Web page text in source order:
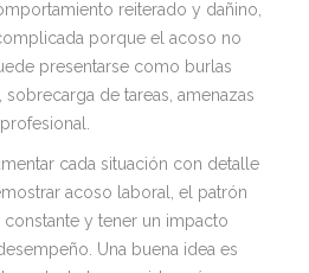
reiterado y dañino,
porque el acoso no
presentarse como burlas
sobrecarga de tareas, amenazas
cada situación con detalle
acoso laboral, el patrón
y tener un impacto
Una buena idea es